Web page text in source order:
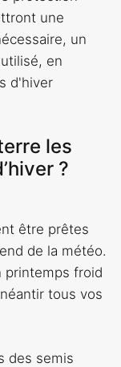
une
un
en
d'hiver
les
?
être prêtes
de la météo.
printemps froid
tous vos
des semis